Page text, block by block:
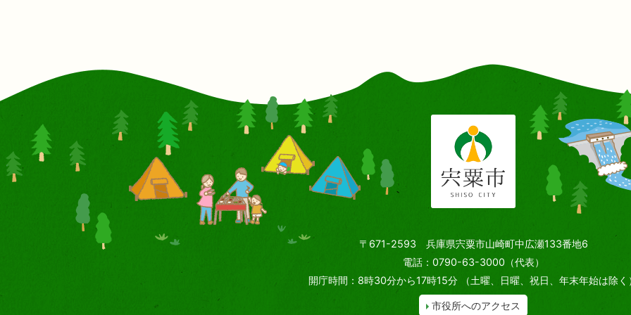
〒671-2593 兵庫県宍粟市山崎町中広瀬133番地6
電話：0790-63-3000（代表）
開庁時間：8時30分から17時15分
（土曜、日曜、祝日、年末年始は除く
市役所へのアクセス